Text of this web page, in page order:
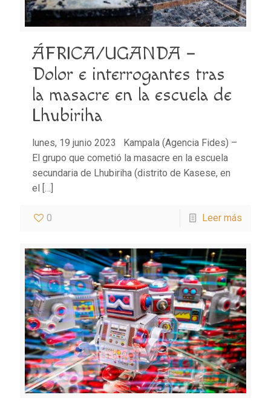
ÁFRICA/UGANDA –
Dolor e interrogantes tras
la masacre en la escuela de
Lhubiriha
lunes, 19 junio 2023 Kampala (Agencia Fides) –
El grupo que cometió la masacre en la escuela
secundaria de Lhubiriha (distrito de Kasese, en
el […]
0 Leer más